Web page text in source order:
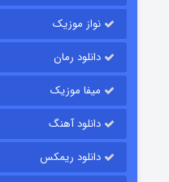
قسمت۱۵ (دوبله)
نواز موزیک
دانلود رمان
میفا موزیک
دانلود آهنگ
دانلود ریمکس